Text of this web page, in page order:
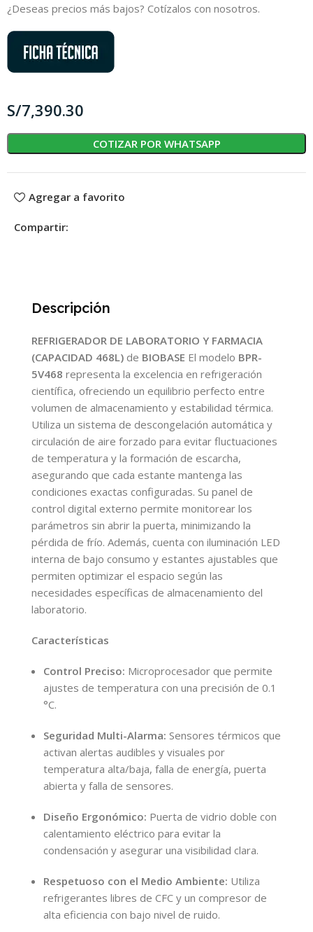
¿Deseas precios más bajos? Cotízalos con nosotros.
S/
COTIZAR POR WHATSAPP
Agregar a favorito
Compartir:
Descripción
REFRIGERADOR DE LABORATORIO Y FARMACIA
(CAPACIDAD 468L) de BIOBASE El modelo BPR-
5V468 representa la excelencia en refrigeración
científica, ofreciendo un equilibrio perfecto entre
volumen de almacenamiento y estabilidad térmica.
Utiliza un sistema de descongelación automática y
circulación de aire forzado para evitar fluctuaciones
de temperatura y la formación de escarcha,
asegurando que cada estante mantenga las
condiciones exactas configuradas. Su panel de
control digital externo permite monitorear los
parámetros sin abrir la puerta, minimizando la
pérdida de frío. Además, cuenta con iluminación LED
interna de bajo consumo y estantes ajustables que
permiten optimizar el espacio según las
necesidades específicas de almacenamiento del
laboratorio.
Características
Control Preciso: Microprocesador que permite
ajustes de temperatura con una precisión de 0.1
°C.
Seguridad Multi-Alarma: Sensores térmicos que
activan alertas audibles y visuales por
temperatura alta/baja, falla de energía, puerta
abierta y falla de sensores.
Diseño Ergonómico: Puerta de vidrio doble con
calentamiento eléctrico para evitar la
condensación y asegurar una visibilidad clara.
Respetuoso con el Medio Ambiente: Utiliza
refrigerantes libres de CFC y un compresor de
alta eficiencia con bajo nivel de ruido.